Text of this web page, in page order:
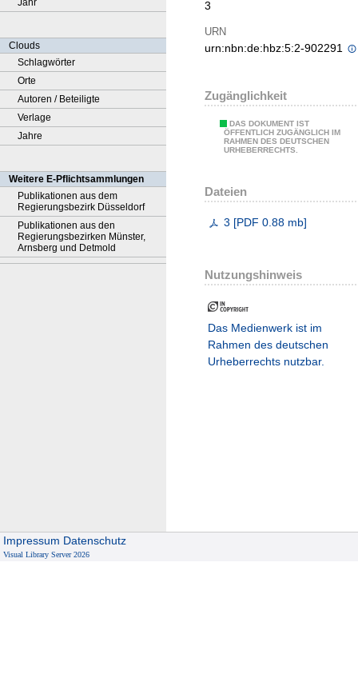
Jahr
Clouds
Schlagwörter
Orte
Autoren / Beteiligte
Verlage
Jahre
Weitere E-Pflichtsammlungen
Publikationen aus dem
Regierungsbezirk Düsseldorf
Publikationen aus den
Regierungsbezirken Münster,
Arnsberg und Detmold
3
URN
urn:nbn:de:hbz:5:2-902291
Zugänglichkeit
DAS DOKUMENT IST
ÖFFENTLICH ZUGÄNGLICH IM
RAHMEN DES DEUTSCHEN
URHEBERRECHTS.
Dateien
3 [PDF 0.88 mb]
Nutzungshinweis
Das Medienwerk ist im
Rahmen des deutschen
Urheberrechts nutzbar.
Impressum Datenschutz
Visual Library Server 2026